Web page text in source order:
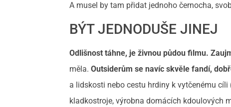
A musel by tam přidat jednoho černocha,
BÝT JEDNODUŠE JINEJ
Odlišnost táhne, je živnou půdou filmu.
měla.Outsiderům se navíc skvěle fandí,
a lidskosti nebo cestu hrdiny k vytčenému
kladkostroje, výrobna domácích kdoulových